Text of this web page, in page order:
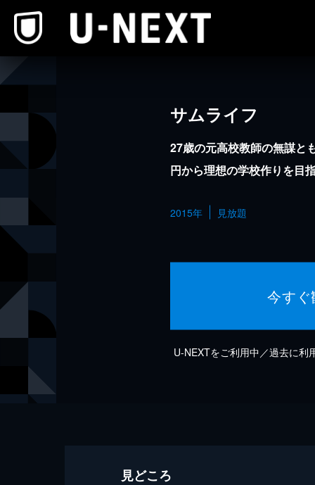
サムライフ
27歳の元高校教師の無謀と
円から理想の学校作りを目
2015年 見放題
今す
U-NEXTをご利用中／過去に利
見どころ